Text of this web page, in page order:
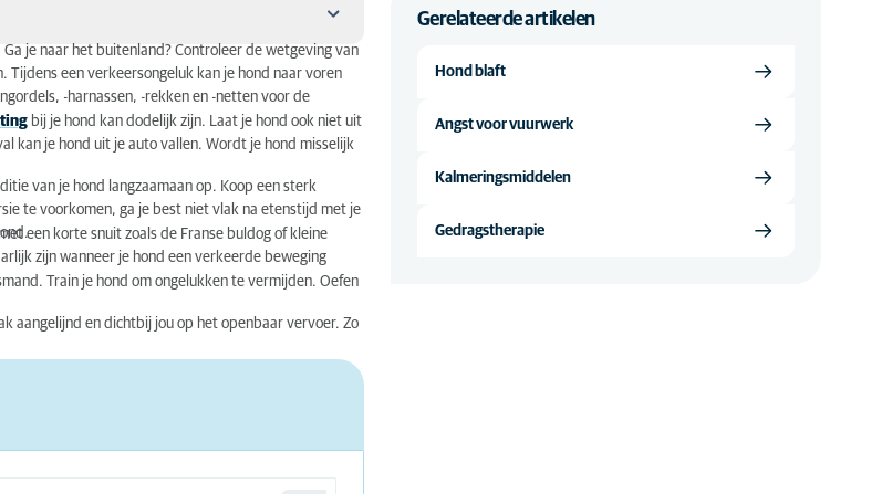
je naar het buitenland? Controleer de wetgeving van
Tijdens een verkeersongeluk kan je hond naar voren
-harnassen, -rekken en -netten voor de
bij je hond kan dodelijk zijn. Laat je hond ook niet uit
kan je hond uit je auto vallen. Wordt je hond misselijk
van je hond langzaamaan op. Koop een sterk
te voorkomen, ga je best niet vlak na etenstijd met je
een korte snuit zoals de Franse buldog of kleine
zijn wanneer je hond een verkeerde beweging
Train je hond om ongelukken te vermijden. Oefen
aangelijnd en dichtbij jou op het openbaar vervoer. Zo
Gerelateerde artikelen
Hond blaft
Angst voor vuurwerk
Kalmeringsmiddelen
Gedragstherapie